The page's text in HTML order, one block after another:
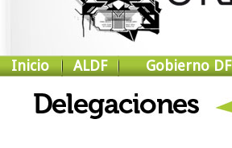
Inicio ALDF Gobierno DF